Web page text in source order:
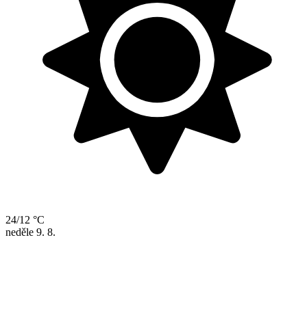
24/12 °C
neděle 9. 8.